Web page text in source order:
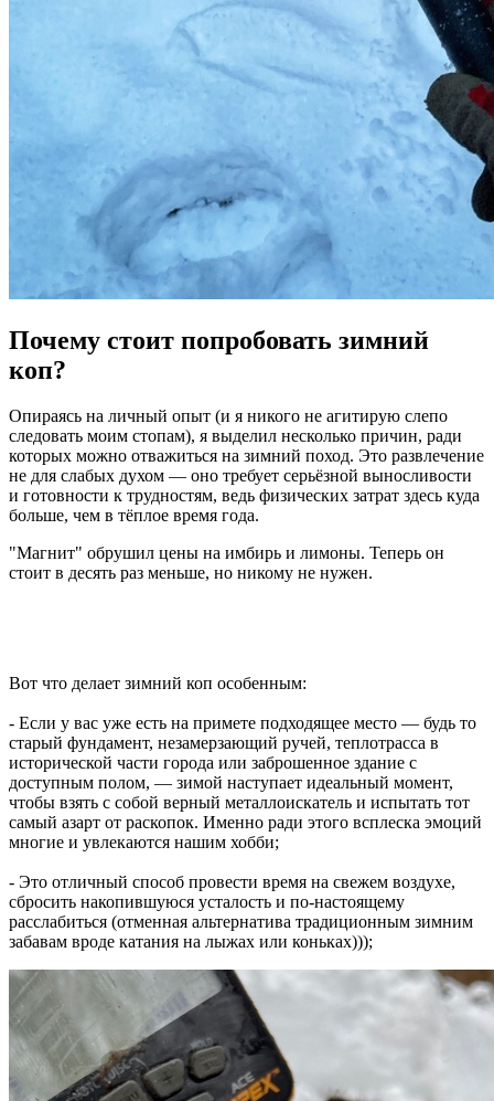
Почему стоит попробовать зимний
коп?
Опираясь на личный опыт (и я никого не агитирую слепо
следовать моим стопам), я выделил несколько причин, ради
которых можно отважиться на зимний поход. Это развлечение
не для слабых духом — оно требует серьёзной выносливости
и готовности к трудностям, ведь физических затрат здесь куда
больше, чем в тёплое время года.
"Магнит" обрушил цены на имбирь и лимоны. Теперь он
стоит в десять раз меньше, но никому не нужен.
Вот что делает зимний коп особенным:
- Если у вас уже есть на примете подходящее место — будь то
старый фундамент, незамерзающий ручей, теплотрасса в
исторической части города или заброшенное здание с
доступным полом, — зимой наступает идеальный момент,
чтобы взять с собой верный металлоискатель и испытать тот
самый азарт от раскопок. Именно ради этого всплеска эмоций
многие и увлекаются нашим хобби;
- Это отличный способ провести время на свежем воздухе,
сбросить накопившуюся усталость и по-настоящему
расслабиться (отменная альтернатива традиционным зимним
забавам вроде катания на лыжах или коньках)));